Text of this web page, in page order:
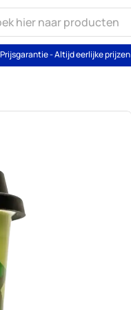
Prijsgarantie - Altijd eerlijke prijzen